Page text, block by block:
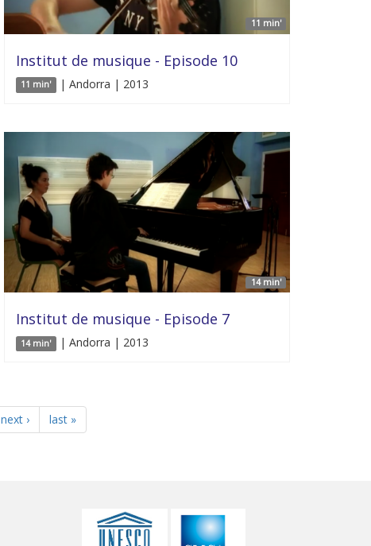
11 min'
Institut de musique - Episode 10
11 min' | Andorra | 2013
14 min'
Institut de musique - Episode 7
14 min' | Andorra | 2013
next › last »